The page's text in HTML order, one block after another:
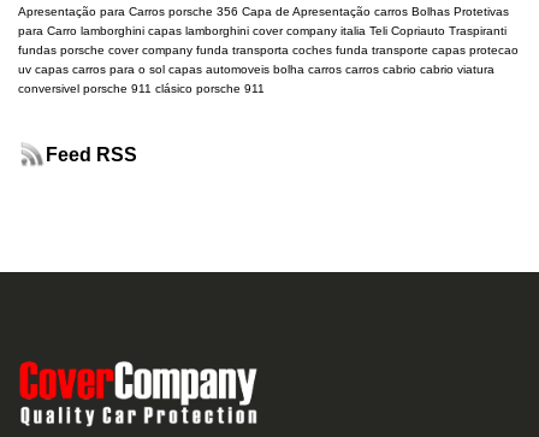
Apresentação para Carros porsche 356 Capa de Apresentação carros Bolhas Protetivas
para Carro lamborghini capas lamborghini cover company italia Teli Copriauto Traspiranti
fundas porsche cover company funda transporta coches funda transporte capas protecao
uv capas carros para o sol capas automoveis bolha carros carros cabrio cabrio viatura
conversivel porsche 911 clásico porsche 911
Feed RSS